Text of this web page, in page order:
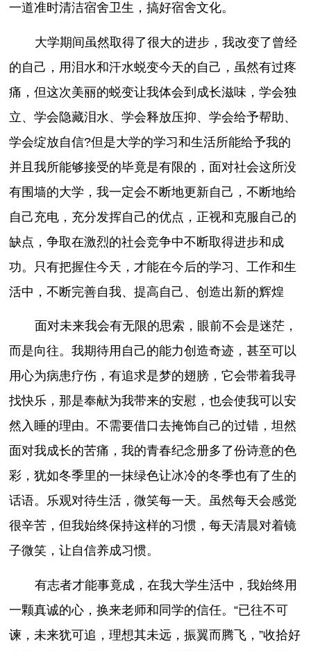
一道准时清洁宿舍卫生，搞好宿舍文化。
大学期间虽然取得了很大的进步，我改变了曾经
的自己，用泪水和汗水蜕变今天的自己，虽然有过疼
痛，但这次美丽的蜕变让我体会到成长滋味，学会独
立、学会隐藏泪水、学会释放压抑、学会给予帮助、
学会绽放自信?但是大学的学习和生活所能给予我的
并且我所能够接受的毕竟是有限的，面对社会这所没
有围墙的大学，我一定会不断地更新自己，不断地给
自己充电，充分发挥自己的优点，正视和克服自己的
缺点，争取在激烈的社会竞争中不断取得进步和成
功。只有把握住今天，才能在今后的学习、工作和生
活中，不断完善自我、提高自己、创造出新的辉煌
面对未来我会有无限的思索，眼前不会是迷茫，
而是向往。我期待用自己的能力创造奇迹，甚至可以
用心为病患疗伤，有追求是梦的翅膀，它会带着我寻
找快乐，那是奉献为我带来的安慰，也会使我可以安
然入睡的理由。不需要借口去掩饰自己的过错，坦然
面对我成长的苦痛，我的青春纪念册多了份诗意的色
彩，犹如冬季里的一抹绿色让冰冷的冬季也有了生的
话语。乐观对待生活，微笑每一天。虽然每天会感觉
很辛苦，但我始终保持这样的习惯，每天清晨对着镜
子微笑，让自信养成习惯。
有志者才能事竟成，在我大学生活中，我始终用
一颗真诚的心，换来老师和同学的信任。“已往不可
谏，未来犹可追，理想其未远，振翼而腾飞，”收拾好